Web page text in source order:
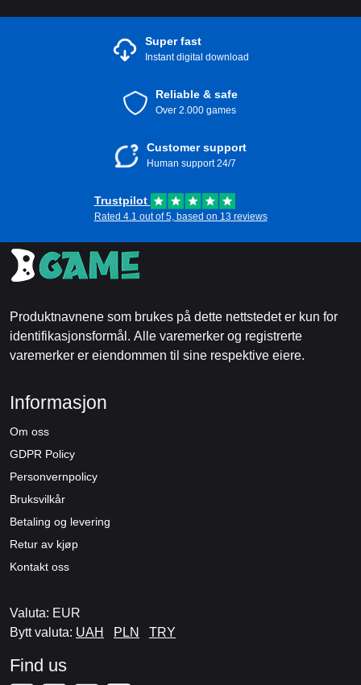
Super fast
Instant digital download
Reliable & safe
Over 2.000 games
Customer support
Human support 24/7
Trustpilot
Rated 4.1 out of 5, based on 13 reviews
Produktnavnene som brukes på dette nettstedet er kun for
identifikasjonsformål. Alle varemerker og registrerte
varemerker er eiendommen til sine respektive eiere.
Informasjon
Om oss
GDPR Policy
Personvernpolicy
Bruksvilkår
Betaling og levering
Retur av kjøp
Kontakt oss
Valuta: EUR
Bytt valuta: UAH PLN TRY
Find us